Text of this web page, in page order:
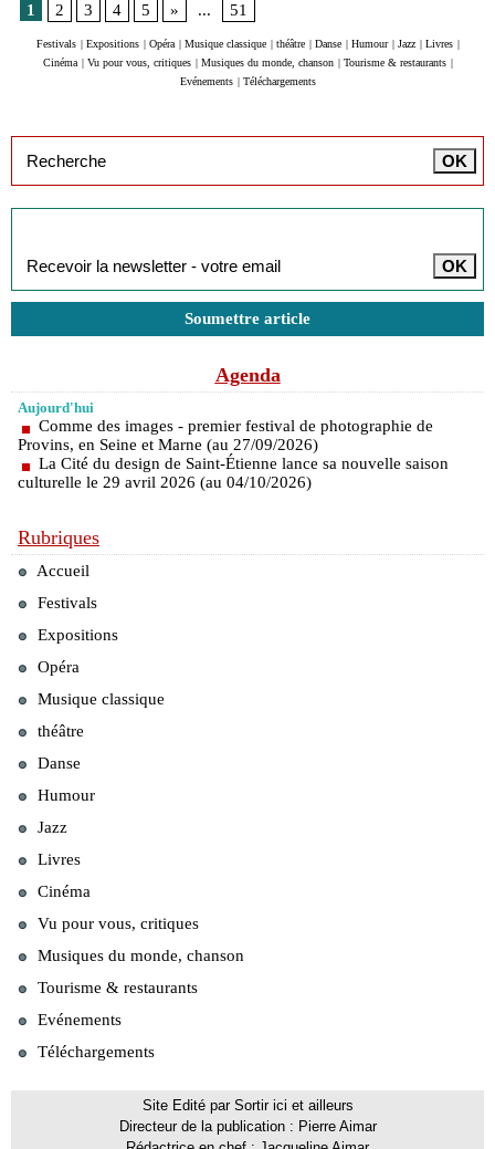
1
2 3 4 5 » ... 51
Festivals Expositions Opéra Musique classique théâtre Danse Humour Jazz Livres
Cinéma
Vu pour vous, critiques Musiques du monde, chanson Tourisme & restaurants
Evénements
Téléchargements
Soumettre article
Agenda
Aujourd'hui
Comme des images - premier festival de photographie de
Provins, en Seine et Marne (au 27/09/2026)
La Cité du design de Saint-Étienne lance sa nouvelle saison
culturelle le 29 avril 2026 (au 04/10/2026)
Rubriques
Accueil
Festivals
Expositions
Opéra
Musique classique
théâtre
Danse
Humour
Jazz
Livres
Cinéma
Vu pour vous, critiques
Musiques du monde, chanson
Tourisme & restaurants
Evénements
Téléchargements
Site Edité par Sortir ici et ailleurs
Directeur de la publication : Pierre Aimar